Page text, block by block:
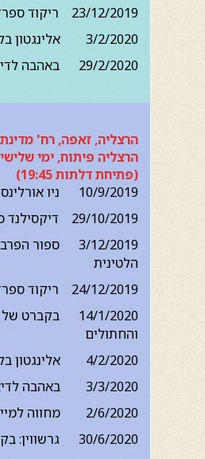
23/12/2019 ריקוד ספרדי מושחת
3/2/2020 אלינגטון בלהט איטלקי
29/2/2020 באהבה לדיאנה וושינגטון
(פתיחת דלתות 19:45)
10/9/2019 ניו אורלינס שלי
29/10/2019 דיקסילנד כאן ועכשיו!
3/12/2019 ספור
הלטינית
24/12/2019 ריקוד ספרדי מושחת
14/1/2020 בקברט
והחתולים
4/2/2020 אלינגטון בלהט איטלקי
3/3/2020 באהבה לדיאנה וושינגטון
2/6/2020 מחווה למיילס דייוויס
30/6/2020 גרשווין: בקצב משגע